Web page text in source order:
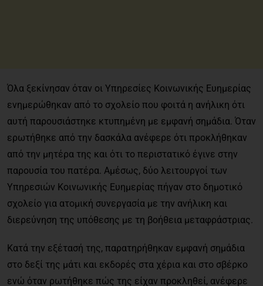
Όλα ξεκίνησαν όταν οι Υπηρεσίες Κοινωνικής Ευημερίας
ενημερώθηκαν από το σχολείο που φοιτά η ανήλικη ότι
αυτή παρουσιάστηκε κτυπημένη με εμφανή σημάδια. Όταν
ερωτήθηκε από την δασκάλα ανέφερε ότι προκλήθηκαν
από την μητέρα της και ότι το περιστατικό έγινε στην
παρουσία του πατέρα. Αμέσως, δύο λειτουργοί των
Υπηρεσιών Κοινωνικής Ευημερίας πήγαν στο δημοτικό
σχολείο για ατομική συνεργασία με την ανήλικη και
διερεύνηση της υπόθεσης με τη βοήθεια μεταφράστριας.
Κατά την εξέτασή της, παρατηρήθηκαν εμφανή σημάδια
στο δεξί της μάτι και εκδορές στα χέρια και στο σβέρκο
ενώ όταν ρωτήθηκε πώς της είχαν προκληθεί, ανέφερε